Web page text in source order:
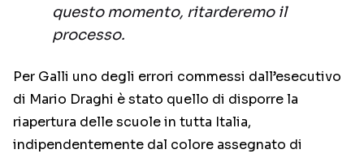
questo momento, ritarderemo il
processo.
Per Galli uno degli errori commessi dall’esecutivo
di Mario Draghi è stato quello di disporre la
riapertura delle scuole in tutta Italia,
indipendentemente dal colore assegnato di